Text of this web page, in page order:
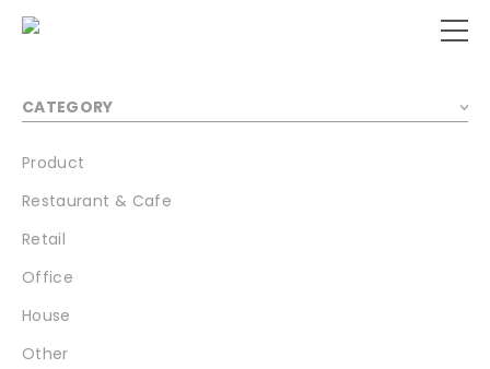
CATEGORY
Product
Restaurant & Cafe
Retail
Office
House
Other